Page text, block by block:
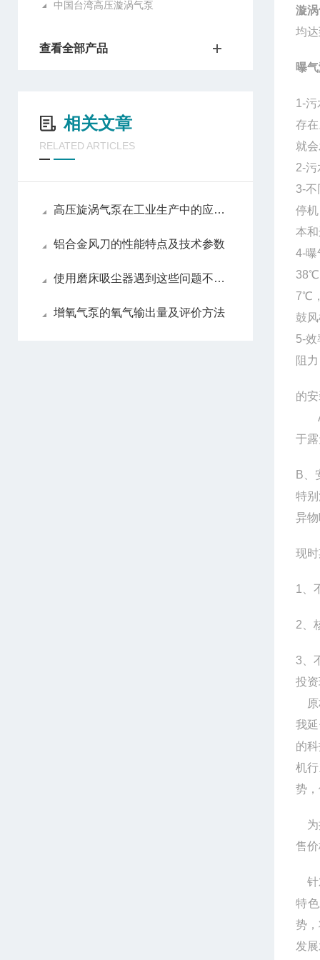
中国台湾高压漩涡气泵
查看全部产品
相关文章
RELATED ARTICLES
高压旋涡气泵在工业生产中的应用及价值
铝合金风刀的性能特点及技术参数
使用磨床吸尘器遇到这些问题不要慌
增氧气泵的氧气输出量及评价方法
漩
均
曝
1-
存
就
2-
3-不
停
本
4-曝
38℃
7℃
鼓
5-
阻
的
A
于
B、
特
异
现
1、
2、
3、
投
原
我
的
机
势
为
售
针
特
势
发